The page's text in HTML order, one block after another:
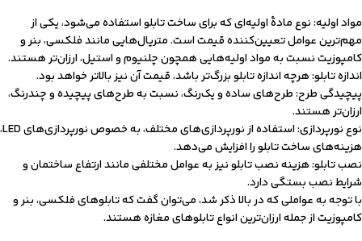
مواد اولیه: نوع مادۀ اولیه‌ای که برای ساخت تابلو استفاده می‌شود، یکی از
مهم‌ترین عوامل تعیین‌کننده قیمت است. متریال‌هایی مانند فلکسی، بنر و
کامپوزیت نسبت به مواد اولیه‌هایی همچون چلنیوم و استیل، ارزان‌تر هستند.
اندازه تابلو: هرچه اندازه تابلو بزرگ‌تر باشد، قیمت آن نیز بالاتر خواهد بود.
پیچیدگی طرح: طرح‌های ساده و یک‌رنگ، نسبت به طرح‌های پیچیده و چندرنگ،
ارزان‌تر هستند.
نوع نورپردازی: استفاده از نورپردازی‌های مختلف، به خصوص نورپردازی‌های LED،
هزینه‌های ساخت تابلو را افزایش می‌دهد.
نصب تابلو: هزینه نصب تابلو نیز به عوامل مختلفی مانند ارتفاع ساختمان و
شرایط نصب بستگی دارد.
با توجه به عواملی که در بالا ذکر شد، می‌توان گفت که تابلوهای فلکسی، بنر و
کامپوزیت از جمله ارزان‌ترین انواع تابلوهای مغازه هستند.